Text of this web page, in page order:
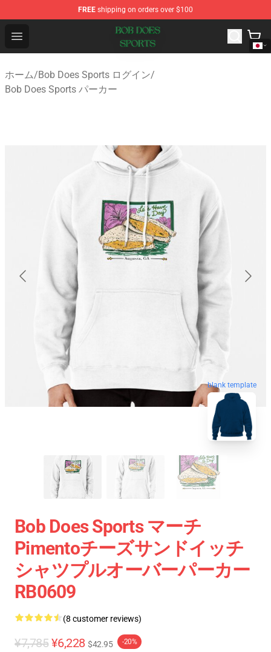
FREE shipping on orders over $100
Open menu
Bob Does Sports Store - Official Bob Does Sports
ホーム/Bob Does Sports ログイン/
Bob Does Sports パーカー
blank template
Bob Does Sports マーチ
Pimentoチーズサンドイッチ
シャツプルオーバーパーカー
RB0609
(8 customer reviews)
¥7,785 ¥6,228 $42.95 -20%